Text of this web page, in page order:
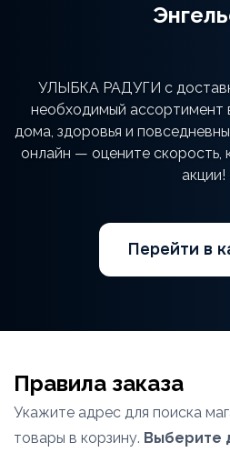
УЛЫБКА РАДУГИ с
необходимый ассортимент
дома, здоровья и
онлайн — оцените скорость,
акции!
Перейти в
Правила заказа
Укажите адрес для поиска
товары в корзину. Выберите